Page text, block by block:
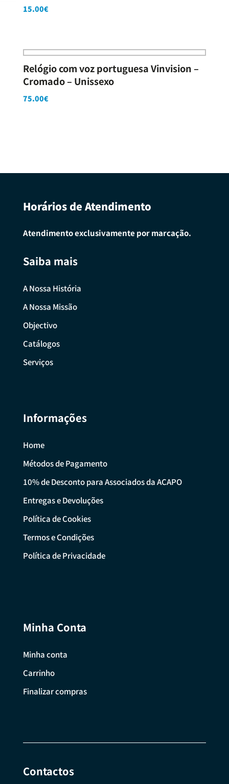
15.00€
Relógio com voz portuguesa Vinvision –
Cromado – Unissexo
75.00€
Horários de Atendimento
Atendimento exclusivamente por marcação.
Saiba mais
A Nossa História
A Nossa Missão
Objectivo
Catálogos
Serviços
Informações
Home
Métodos de Pagamento
10% de Desconto para Associados da ACAPO
Entregas e Devoluções
Política de Cookies
Termos e Condições
Política de Privacidade
Minha Conta
Minha conta
Carrinho
Finalizar compras
Contactos